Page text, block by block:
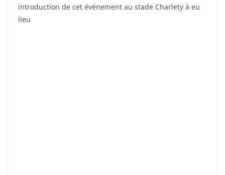
introduction de cet événement au stade Charlety à eu
lieu